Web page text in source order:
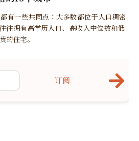
有一些共同点︰大多数都位于人口稠密
往拥有高学历人口、高收入中位数和低
的住宅。
订阅